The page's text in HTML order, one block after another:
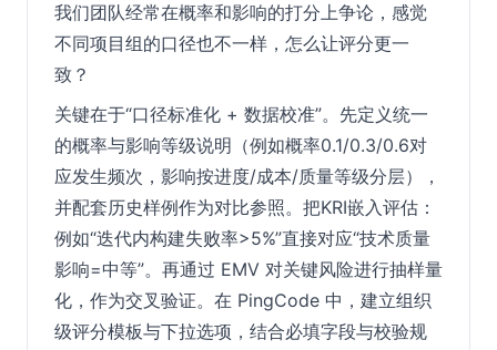
我们团队经常在概率和影响的打分上争论，感觉
不同项目组的口径也不一样，怎么让评分更一
致？
关键在于“口径标准化 + 数据校准”。先定义统一
的概率与影响等级说明（例如概率0.1/0.3/0.6对
应发生频次，影响按进度/成本/质量等级分层），
并配套历史样例作为对比参照。把KRI嵌入评估：
例如“迭代内构建失败率>5%”直接对应“技术质量
影响=中等”。再通过 EMV 对关键风险进行抽样量
化，作为交叉验证。在 PingCode 中，建立组织
级评分模板与下拉选项，结合必填字段与校验规